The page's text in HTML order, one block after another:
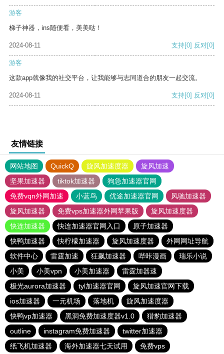
游客
梯子神器，ins随便看，美美哒！
2024-08-11 支持[0] 反对[0]
游客
这款app就像我的社交平台，让我能够与志同道合的朋友一起交流。
2024-08-11 支持[0] 反对[0]
友情链接
网站地图 QuickQ 旋风加速度器
旋风加速
坚果加速器
tiktok加速器
狗急加速器官网
免费vqn外网加速
小蓝鸟 优途加速器官网
风驰加速器
旋风加速器
免费vps加速器外网苹果版
旋风加速度器
快连加速器
快连加速器官网入口
原子加速器
快鸭加速器
快柠檬加速器 旋风加速度器
外网网址导航
软件中心
雷霆加速 狂飙加速器 哔咔漫画
瑞乐小说
小美
小美vpn 小美加速器
雷霆加器速
极光aurora加速器
tyl加速器官网
旋风加速官网下载
ios加速器
一元机场 落地机
旋风加速度器
快鸭vp加速器
黑洞免费加速度器v1.0
猎豹加速器
outline
instagram免费加速器
twitter加速器
纸飞机加速器
海外加速器七天试用 免费vps